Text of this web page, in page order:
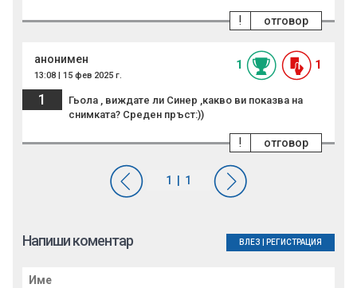
отговор
!
анонимен
13:08 | 15 фев 2025 г.
1 1
1
Гьола , виждате ли Синер ,какво ви показва на
снимката? Среден пръст:))
отговор
!
Напиши коментар ВЛЕЗ РЕГИСТРАЦИЯ